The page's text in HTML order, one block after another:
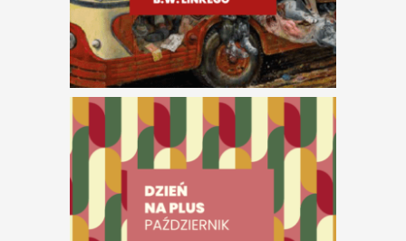
Letni kurs
kaligrafii